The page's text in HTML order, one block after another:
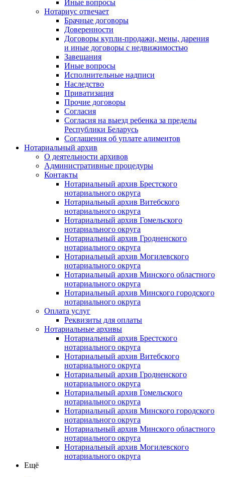
Иные вопросы
Нотариус отвечает
Брачные договоры
Доверенности
Договоры купли-продажи, мены, дарения
и иные договоры с недвижимостью
Завещания
Иные вопросы
Исполнительные надписи
Наследство
Приватизация
Прочие договоры
Согласия
Согласия на выезд ребенка за пределы
Республики Беларусь
Соглашения об уплате алиментов
Нотариальный архив
О деятельности архивов
Административные процедуры
Контакты
Нотариальный архив Брестского
нотариального округа
Нотариальный архив Витебского
нотариального округа
Нотариальный архив Гомельского
нотариального округа
Нотариальный архив Гродненского
нотариального округа
Нотариальный архив Могилевского
нотариального округа
Нотариальный архив Минского областного
нотариального округа
Нотариальный архив Минского городского
нотариального округа
Оплата услуг
Реквизиты для оплаты
Нотариальные архивы
Нотариальный архив Брестского
нотариального округа
Нотариальный архив Витебского
нотариального округа
Нотариальный архив Гродненского
нотариального округа
Нотариальный архив Гомельского
нотариального округа
Нотариальный архив Минского городского
нотариального округа
Нотариальный архив Минского областного
нотариального округа
Нотариальный архив Могилевского
нотариального округа
Ещё